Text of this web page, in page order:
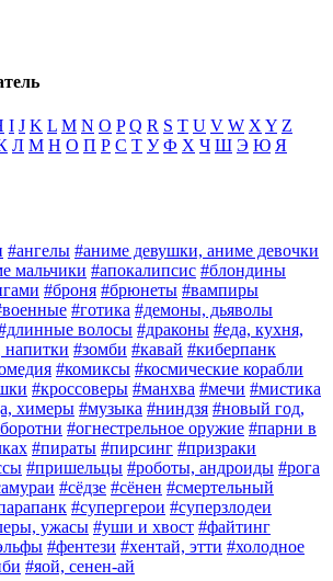
I J K L M N O P Q R S T U V W X Y Z
Л М Н О П Р С Т У Ф Х Ч Ш Э Ю Я
#ангелы #аниме девушки, аниме девочки
мальчики #апокалипсис #блондины
#броня #брюнеты #вампиры
#готика #демоны, дьяволы
волосы #драконы #еда, кухня,
напитки #зомби #кавай #киберпанк
#комиксы #космические корабли
#кроссоверы #манхва #мечи #мистика
химеры #музыка #ниндзя #новый год,
#огнестрельное оружие #парни в
#пираты #пирсинг #призраки
#пришельцы #роботы, андроиды #рога
#сёдзе #сёнен #смертельный
#супергерои #суперзлодеи
ужасы #уши и хвост #файтинг
#фентези #хентай, этти #холодное
#яой, сенен-ай